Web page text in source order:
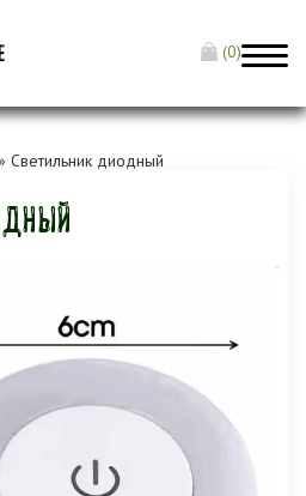
(0)
Светильник диодный